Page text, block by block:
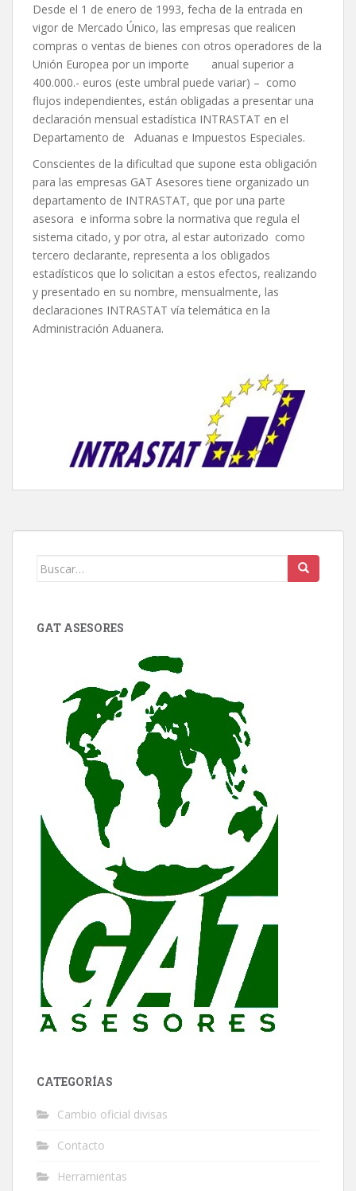
Desde el 1 de enero de 1993, fecha de la entrada en
vigor de Mercado Único, las empresas que realicen
compras o ventas de bienes con otros operadores de la
Unión Europea por un importe anual superior a
400.000.- euros (este umbral puede variar) – como
flujos independientes, están obligadas a presentar una
declaración mensual estadística INTRASTAT en el
Departamento de Aduanas e Impuestos Especiales.
Conscientes de la dificultad que supone esta obligación
para las empresas GAT Asesores tiene organizado un
departamento de INTRASTAT, que por una parte
asesora e informa sobre la normativa que regula el
sistema citado, y por otra, al estar autorizado como
tercero declarante, representa a los obligados
estadísticos que lo solicitan a estos efectos, realizando
y presentado en su nombre, mensualmente, las
declaraciones INTRASTAT vía telemática en la
Administración Aduanera.
Buscar:
GAT ASESORES
CATEGORÍAS
Cambio oficial divisas
Contacto
Herramientas